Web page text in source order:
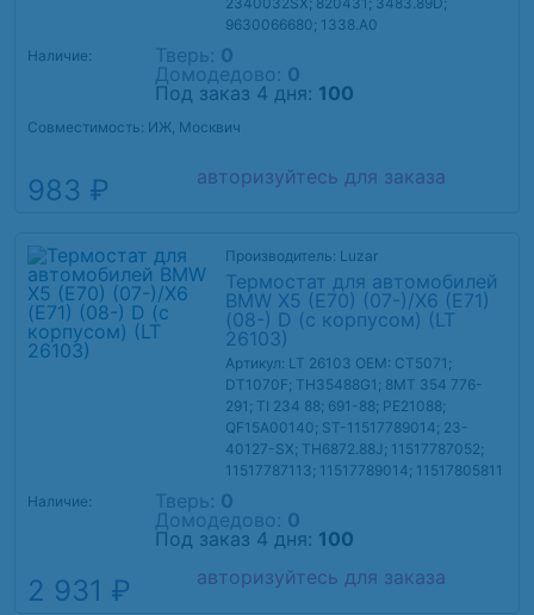
9630066680; 1338.A0
Наличие:
Тверь: 0
Домодедово: 0
Под заказ 4 дня: 100
Совместимость: ИЖ, Москвич
983 ₽ авторизуйтесь для заказа
Производитель: Luzar
Термостат для автомобилей
BMW X5 (E70) (07-)/X6 (E71)
(08-) D (c корпусом) (LT
26103)
Артикул: LT 26103 OEM: CT5071;
DT1070F; TH35488G1; 8MT 354 776-
291; TI 234 88; 691-88; PE21088;
QF15A00140; ST-11517789014; 23-
40127-SX; TH6872.88J; 11517787052;
11517787113; 11517789014; 11517805811
Наличие:
Тверь: 0
Домодедово: 0
Под заказ 4 дня: 100
2 931 ₽ авторизуйтесь для заказа